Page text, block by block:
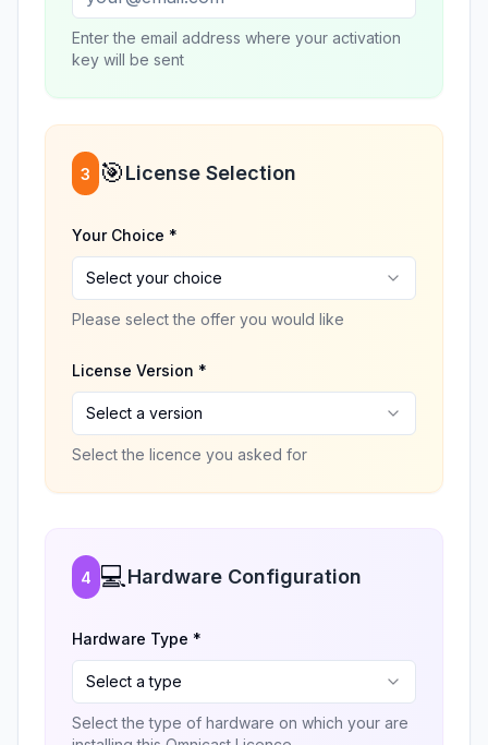
Enter the email address where your activation
key will be sent
3 🎯License Selection
Your Choice *
Select your choice
Please select the offer you would like
License Version *
Select a version
Select the licence you asked for
4 💻Hardware Configuration
Hardware Type *
Select a type
Select the type of hardware on which your are